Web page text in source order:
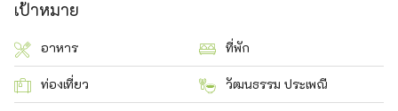
เป้าหมาย
อาหาร ที่พัก
ท่องเที่ยว วัฒนธรรม ประเพณี